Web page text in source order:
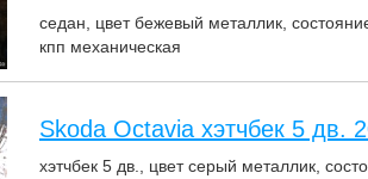
седан, цвет бежевый металлик,
кпп механическая
Skoda Octavia хэтчбек 5 дв.
хэтчбек 5 дв., цвет серый металлик,